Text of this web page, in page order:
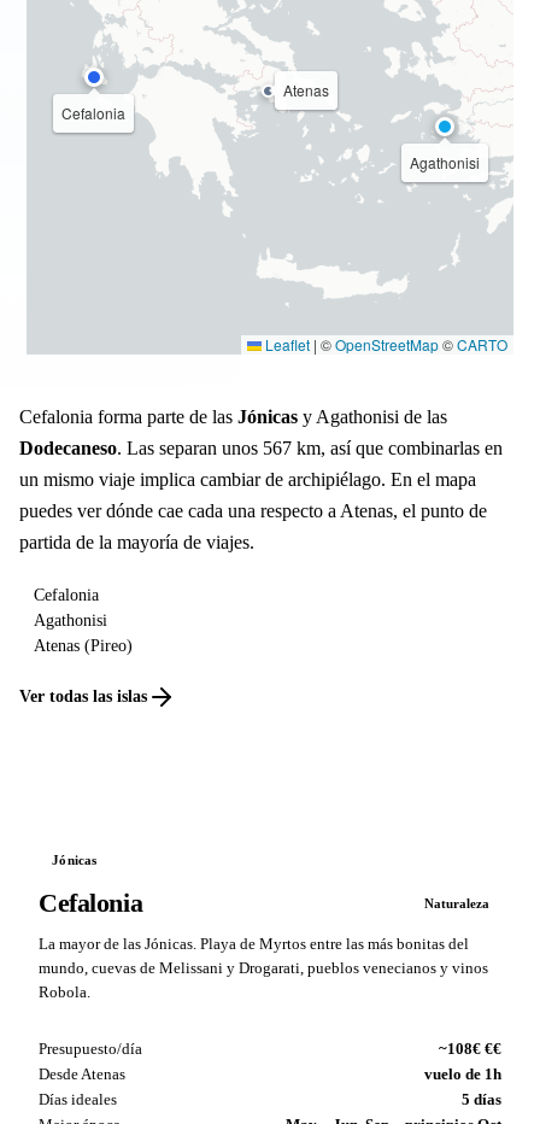
Cefalonia
Agathonisi
Atenas
Leaflet | ©OpenStreetMap©CARTO
Cefalonia forma parte de las Jónicas y Agathonisi de las
Dodecaneso. Las separan unos 567 km, así que combinarlas en
un mismo viaje implica cambiar de archipiélago. En el mapa
puedes ver dónde cae cada una respecto a Atenas, el punto de
partida de la mayoría de viajes.
Cefalonia
Agathonisi
Atenas (Pireo)
Ver todas las islas
Jónicas
Cefalonia Naturaleza
La mayor de las Jónicas. Playa de Myrtos entre las más bonitas del
mundo, cuevas de Melissani y Drogarati, pueblos venecianos y vinos
Robola.
Presupuesto/día
~108€ €€
Desde Atenas
vuelo de 1h
Días ideales
5 días